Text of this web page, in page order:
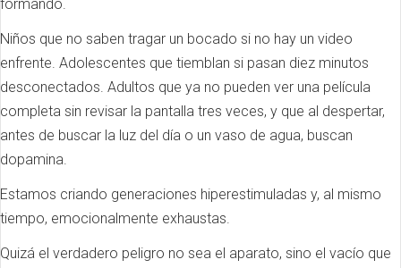
formando.
Niños que no saben tragar un bocado si no hay un video
enfrente. Adolescentes que tiemblan si pasan diez minutos
desconectados. Adultos que ya no pueden ver una película
completa sin revisar la pantalla tres veces, y que al despertar,
antes de buscar la luz del día o un vaso de agua, buscan
dopamina.
Estamos criando generaciones hiperestimuladas y, al mismo
tiempo, emocionalmente exhaustas.
Quizá el verdadero peligro no sea el aparato, sino el vacío que